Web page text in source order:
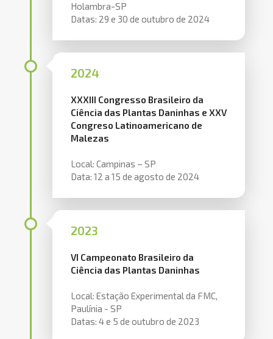
Holambra-SP
Datas: 29 e 30 de outubro de 2024
2024
XXXIII Congresso Brasileiro da
Ciência das Plantas Daninhas e XXV
Congreso Latinoamericano de
Malezas
Local: Campinas – SP
Data: 12 a 15 de agosto de 2024
2023
VI Campeonato Brasileiro da
Ciência das Plantas Daninhas
Local: Estação Experimental da FMC,
Paulínia - SP
Datas: 4 e 5 de outubro de 2023